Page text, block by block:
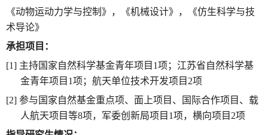
《动物运动力学与控制》，《机械设计》，《仿生科学与技
术导论》
承担项目：
[1] 主持国家自然科学基金青年项目 1项；江苏省自然科学基
金青年项目 1项；航天单位技术开发项目 2项
[2] 参与国家自然基金重点项、面上项目、国际合作项目、载
人航天项目等8项，军委创新局项目 1项，横向项目 2项